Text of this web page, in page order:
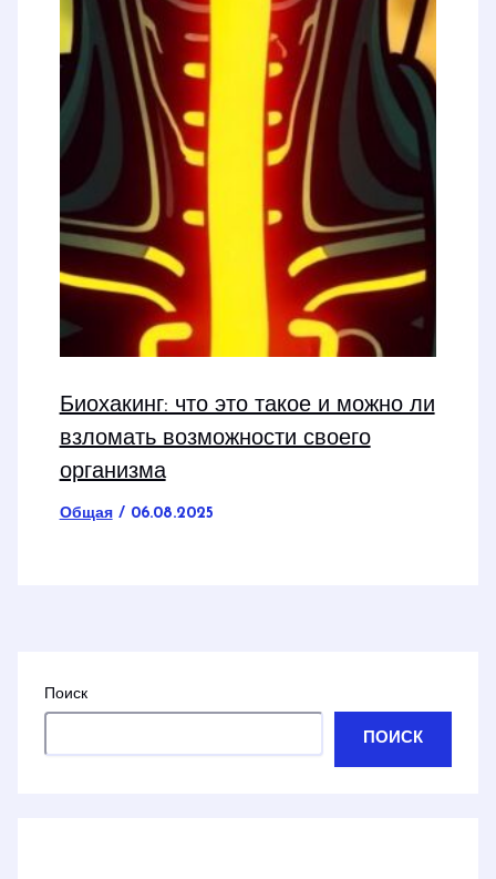
Биохакинг: что это такое и можно ли
взломать возможности своего
организма
Общая/ 06.08.2025
Поиск
ПОИСК